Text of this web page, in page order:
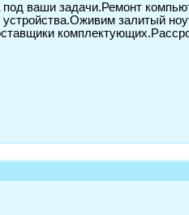
ваши задачи.Ремонт
залитый